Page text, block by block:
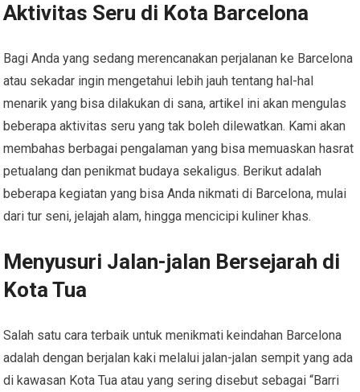
Aktivitas Seru di Kota Barcelona
Bagi Anda yang sedang merencanakan perjalanan ke Barcelona
atau sekadar ingin mengetahui lebih jauh tentang hal-hal
menarik yang bisa dilakukan di sana, artikel ini akan mengulas
beberapa aktivitas seru yang tak boleh dilewatkan. Kami akan
membahas berbagai pengalaman yang bisa memuaskan hasrat
petualang dan penikmat budaya sekaligus. Berikut adalah
beberapa kegiatan yang bisa Anda nikmati di Barcelona, mulai
dari tur seni, jelajah alam, hingga mencicipi kuliner khas.
Menyusuri Jalan-jalan Bersejarah di
Kota Tua
Salah satu cara terbaik untuk menikmati keindahan Barcelona
adalah dengan berjalan kaki melalui jalan-jalan sempit yang ada
di kawasan Kota Tua atau yang sering disebut sebagai “Barri